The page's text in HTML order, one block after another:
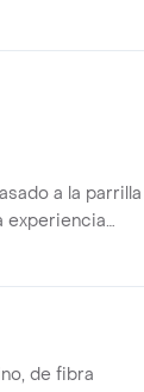
a la parrilla
experiencia
de fibra